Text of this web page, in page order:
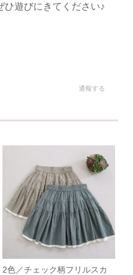
ひ遊びにきてください♪
通報する
2色／チェック柄フリルスカ